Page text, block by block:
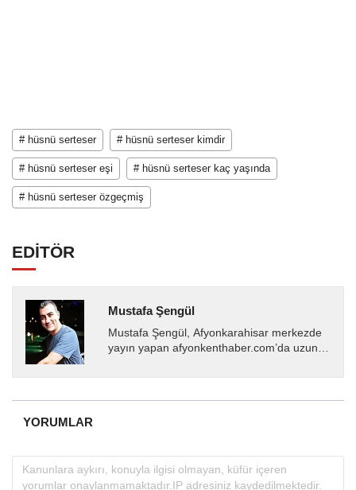
# hüsnü serteser # hüsnü serteser kimdir
# hüsnü serteser eşi # hüsnü serteser kaç yaşında
# hüsnü serteser özgeçmiş
EDİTÖR
Mustafa Şengül
Mustafa Şengül, Afyonkarahisar merkezde
yayın yapan afyonkenthaber.com’da uzun
almakta, haber akışı...
YORUMLAR